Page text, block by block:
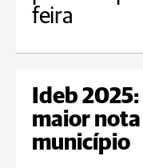
feira
Ideb
maior
município